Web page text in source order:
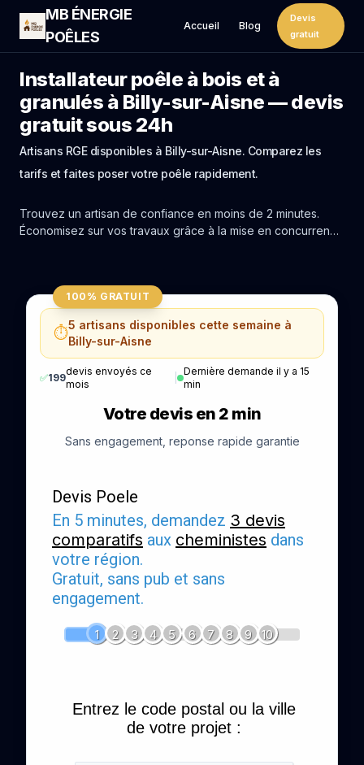
MB ÉNERGIE
POÊLES
Accueil Blog
Devis
gratuit
Installateur poêle à bois et à
granulés à Billy-sur-Aisne — devis
gratuit sous 24h
Artisans RGE disponibles à Billy-sur-Aisne. Comparez les
tarifs et faites poser votre poêle rapidement.
Trouvez un artisan de confiance en moins de 2 minutes.
Économisez sur vos travaux grâce à la mise en concurrence
100% GRATUIT
⏱️5 artisans disponibles cette semaine à
Billy-sur-Aisne
✅199
devis envoyés ce
mois
Dernière demande il y a 15
min
Votre devis en 2 min
Sans engagement, reponse rapide garantie
Devis Poele
En 5 minutes, demandez 3 devis
comparatifs aux cheministes dans
votre région.
Gratuit, sans pub et sans
engagement.
1 2 3 4 5 6 7 8 9 10
Entrez le code postal ou la ville
de votre projet :